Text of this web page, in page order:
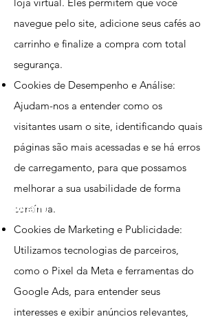
navegue pelo site, adicione seus cafés ao
carrinho e finalize a compra com total
segurança.
Cookies de Desempenho e Análise:
Ajudam-nos a entender como os
visitantes usam o site, identificando quais
páginas são mais acessadas e se há erros
de carregamento, para que possamos
melhorar a sua usabilidade de forma
contínua.
Cookies de Marketing e Publicidade:
Utilizamos tecnologias de parceiros,
como o Pixel da Meta e ferramentas do
Google Ads, para entender seus
interesses e exibir anúncios relevantes,
Menu